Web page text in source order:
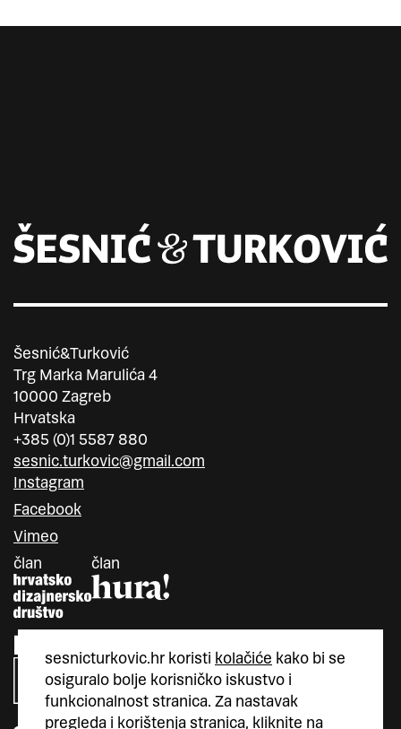
sesnicturkovic.hr koristi kolačiće kako bi se
osiguralo bolje korisničko iskustvo i
funkcionalnost stranica. Za nastavak
pregleda i korištenja stranica, kliknite na
Šesnić&Turković
Trg Marka Marulića 4
10000 Zagreb
Hrvatska
+385 (0)1 5587 880
sesnic.turkovic@gmail.com
Instagram
Facebook
Vimeo
član
član